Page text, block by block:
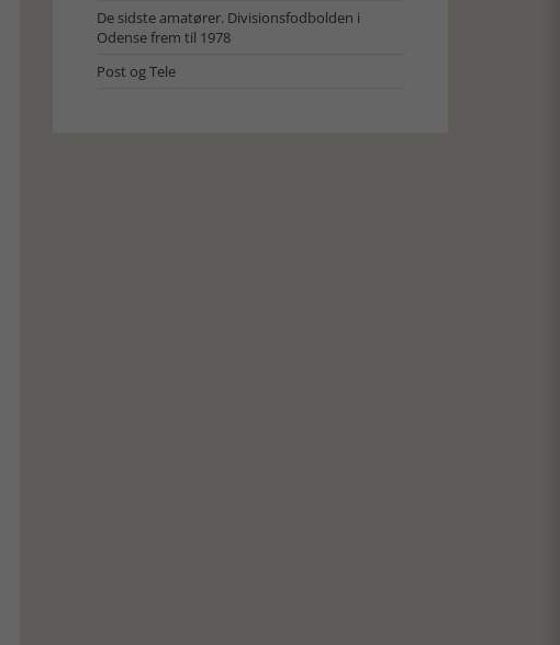
De sidste amatører. Divisionsfodbolden i
Odense frem til 1978
Post og Tele